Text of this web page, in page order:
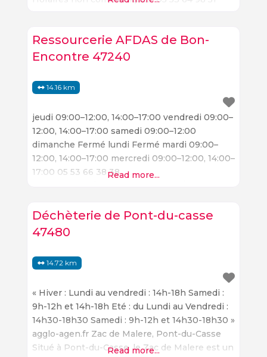
Ressourcerie AFDAS de Bon-
Encontre 47240
14.16 km
jeudi 09:00–12:00, 14:00–17:00 vendredi 09:00–
12:00, 14:00–17:00 samedi 09:00–12:00
dimanche Fermé lundi Fermé mardi 09:00–
12:00, 14:00–17:00 mercredi 09:00–12:00, 14:00–
17:00 05 53 66 38 38Read more...
Déchèterie de Pont-du-casse
47480
14.72 km
« Hiver : Lundi au vendredi : 14h-18h Samedi :
9h-12h et 14h-18h Eté : du Lundi au Vendredi :
14h30-18h30 Samedi : 9h-12h et 14h30-18h30 »
agglo-agen.fr Zac de Malere, Pont-du-Casse
Situé à Pont-du-Casse, le Zac de Malere est un
Read more...